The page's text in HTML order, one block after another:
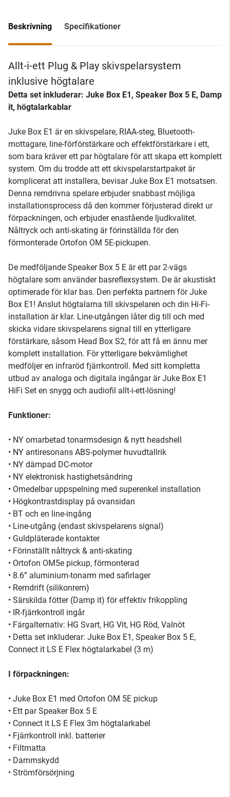
Beskrivning Specifikationer
Allt-i-ett Plug & Play skivspelarsystem
inklusive högtalare
Detta set inkluderar: Juke Box E1, Speaker Box 5 E, Damp
it, högtalarkablar
Juke Box E1 är en skivspelare, RIAA-steg, Bluetooth-
mottagare, line-förförstärkare och effektförstärkare i ett,
som bara kräver ett par högtalare för att skapa ett komplett
system. Om du trodde att ett skivspelarstartpaket är
komplicerat att installera, bevisar Juke Box E1 motsatsen.
Denna remdrivna spelare erbjuder snabbast möjliga
installationsprocess då den kommer förjusterad direkt ur
förpackningen, och erbjuder enastående ljudkvalitet.
Nåltryck och anti-skating är förinställda för den
förmonterade Ortofon OM 5E-pickupen.
De medföljande Speaker Box 5 E är ett par 2-vägs
högtalare som använder basreflexsystem. De är akustiskt
optimerade för klar bas. Den perfekta partnern för Juke
Box E1! Anslut högtalarna till skivspelaren och din Hi-Fi-
installation är klar. Line-utgången låter dig till och med
skicka vidare skivspelarens signal till en ytterligare
förstärkare, såsom Head Box S2, för att få en ännu mer
komplett installation. För ytterligare bekvämlighet
medföljer en infraröd fjärrkontroll. Med sitt kompletta
utbud av analoga och digitala ingångar är Juke Box E1
HiFi Set en snygg och audiofil allt-i-ett-lösning!
Funktioner:
• NY omarbetad tonarmsdesign & nytt headshell
• NY antiresonans ABS-polymer huvudtallrik
• NY dämpad DC-motor
• NY elektronisk hastighetsändring
• Omedelbar uppspelning med superenkel installation
• Högkontrastdisplay på ovansidan
• BT och en line-ingång
• Line-utgång (endast skivspelarens signal)
• Guldpläterade kontakter
• Förinställt nåltryck & anti-skating
• Ortofon OM5e pickup, förmonterad
• 8.6” aluminium-tonarm med safirlager
• Remdrift (silikonrem)
• Särskilda fötter (Damp it) för effektiv frikoppling
• IR-fjärrkontroll ingår
• Färgalternativ: HG Svart, HG Vit, HG Röd, Valnöt
• Detta set inkluderar: Juke Box E1, Speaker Box 5 E,
Connect it LS E Flex högtalarkabel (3 m)
I förpackningen:
• Juke Box E1 med Ortofon OM 5E pickup
• Ett par Speaker Box 5 E
• Connect it LS E Flex 3m högtalarkabel
• Fjärrkontroll inkl. batterier
• Filtmatta
• Dammskydd
• Strömförsörjning